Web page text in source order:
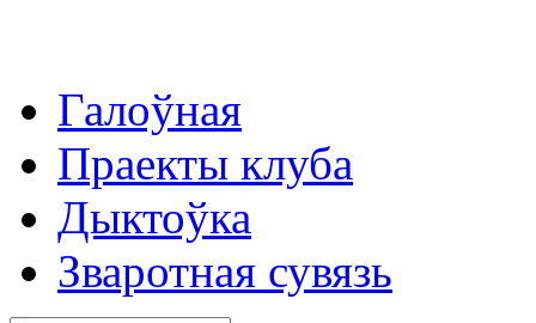
Галоўная
Праекты клуба
Дыктоўка
Зваротная сувязь